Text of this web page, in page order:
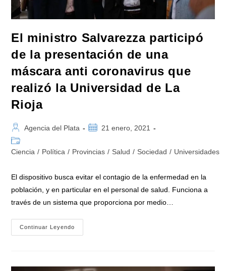
El ministro Salvarezza participó
de la presentación de una
máscara anti coronavirus que
realizó la Universidad de La
Rioja
Autor
de
la
Agencia del Plata
Publicación
la
21 enero, 2021
Categoría
de
entrada:
Ciencia / Política / Provincias / Salud / Sociedad / Universidades
El dispositivo busca evitar el contagio de la enfermedad en la
población, y en particular en el personal de salud. Funciona a
través de un sistema que proporciona por medio…
Continuar Leyendo
Ministro